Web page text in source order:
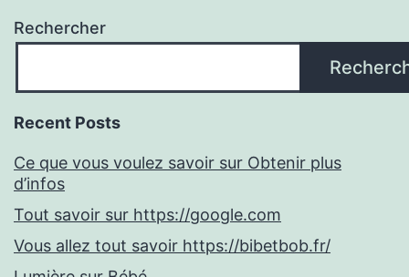
Rechercher
Recent Posts
Ce que vous voulez savoir sur Obtenir plus
d’infos
Tout savoir sur https://google.com
Vous allez tout savoir https://bibetbob.fr/